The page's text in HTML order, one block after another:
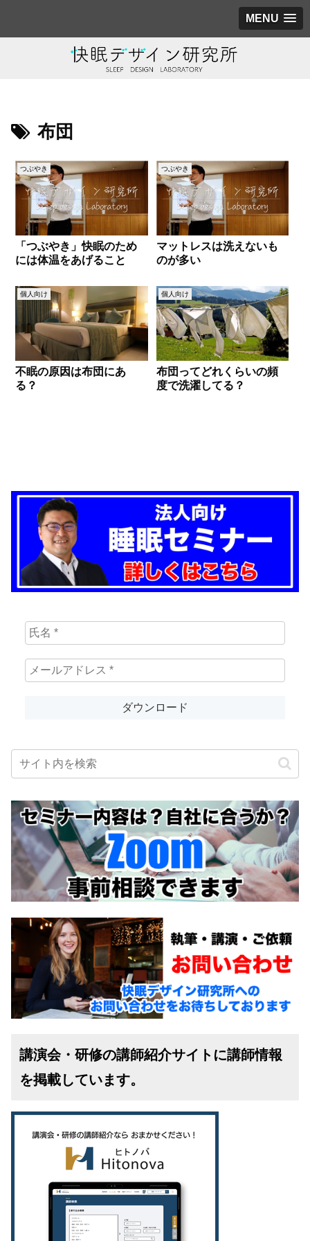
MENU
布団
つぶやき
「つぶやき」快眠のため
には体温をあげること
つぶやき
マットレスは洗えないも
のが多い
個人向け
不眠の原因は布団にあ
る？
個人向け
布団ってどれくらいの頻
度で洗濯してる？
講演会・研修の講師紹介サイトに講師情報
を掲載しています。